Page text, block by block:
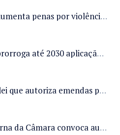
Lei 15.487/26 aumenta penas por violência sexual digital contra crianças e adolescentes e autoriza ronda virtual para investigação
Lei 15.486/26 prorroga até 2030 aplicação do FGTS em crédito para hospitais filantrópicos e santas casas
Lula sanciona lei que autoriza emendas parlamentares para atendimento pré-hospitalar pelos bombeiros
Comissão externa da Câmara convoca audiência pública sobre chuvas na Zona da Mata de Minas Gerais e impactos em Juiz de Fora